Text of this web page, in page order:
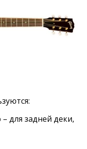
для задней деки,